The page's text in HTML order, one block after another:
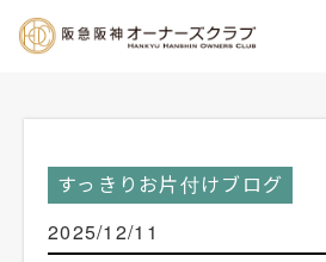
ログイン
新規入会
トップページ
すっきりお片付けブログ
2025/12/11